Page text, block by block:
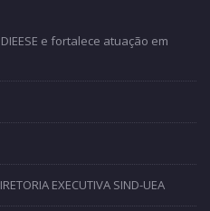
e fortalece atuação em
EXECUTIVA SIND-UEA